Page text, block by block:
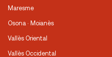
Maresme
Osona · Moianès
Vallès Oriental
Vallès Occidental